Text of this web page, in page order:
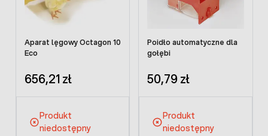
Aparat lęgowy Octagon 10
Eco
656,21 zł
Produkt
niedostępny
Poidło automatyczne dla
gołębi
50,79 zł
Produkt
niedostępny